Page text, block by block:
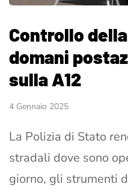
Controllo
domani
sulla A12
4 Gennaio 2025
La Polizia di Stato
stradali dove sono
giorno, gli strumenti